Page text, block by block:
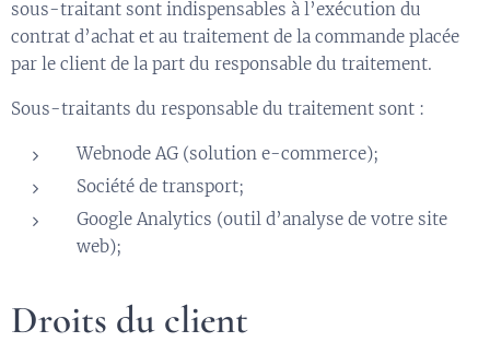
sous-traitant sont indispensables à l’exécution du
contrat d’achat et au traitement de la commande placée
par le client de la part du responsable du traitement.
Sous-traitants du responsable du traitement sont :
Webnode AG (solution e-commerce);
Société de transport;
Google Analytics (outil d’analyse de votre site
web);
Droits du client